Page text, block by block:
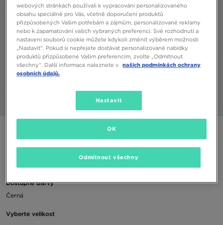
JORDAN TAŠKA JAM CORDURA FRANCHISE CROSS BO
Dostupné Barvy
Černá
Vyberte velikost
webových stránkách používali k vypracování personalizovaného
obsahu speciálně pro Vás, včetně doporučení produktů
přizpůsobených Vašim potřebám a zájmům, personalizované reklamy
nebo k zapamatování vašich vybraných preferencí. Své rozhodnutí a
nastavení souborů cookie můžete kdykoli změnit výběrem možnosti
„Nastavit“. Pokud si nepřejete dostávat personalizované nabídky
produktů přizpůsobené Vašim preferencím, zvolte „Odmítnout
všechny“. Další informace naleznete v našich podmínkách ochrany
osobních údajů.
Nastavit
Odmítnout všechny
OK